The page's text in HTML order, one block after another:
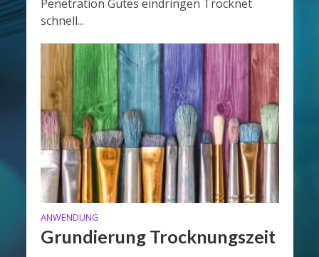
Penetration Gutes eindringen Trocknet
schnell...
ANWENDUNG
Grundierung Trocknungszeit